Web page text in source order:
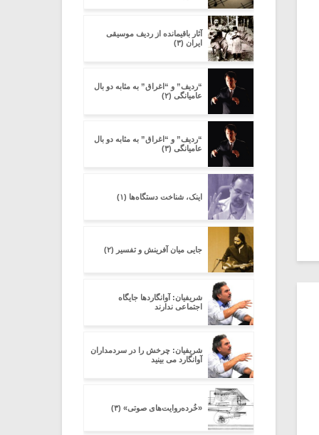
آثار باقیمانده از ردیف موسیقی
ایران (۳)
“ردیف” و “اغراق” به مثابه دو بال
عامیانگی (۲)
“ردیف” و “اغراق” به مثابه دو بال
عامیانگی (۳)
اینک، شناخت دستگاه‌ها (۱)
جایی میان آفرینش و تفسیر (۲)
شریفیان: آوانگاردها جایگاه
اجتماعی ندارند
شریفیان: چرخش را در سردمداران
آوانگارد می بینید
«خُرده‌روایت‌های صوتی» (۳)